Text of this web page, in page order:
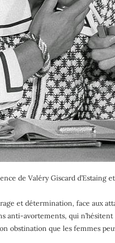
de Valéry Giscard
et détermination, face aux
anti-avortements, qui
obstination que les femmes